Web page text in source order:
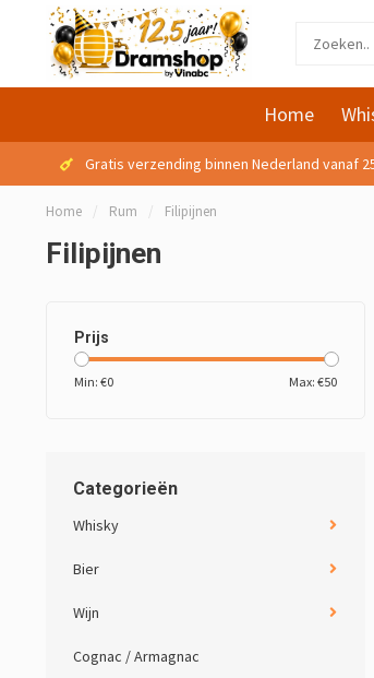
Home
Gratis verzending binnen Nederland vanaf
Home / Rum / Filipijnen
Filipijnen
Prijs
Min: €0 Max: €50
Categorieën
Whisky
Bier
Wijn
Cognac / Armagnac